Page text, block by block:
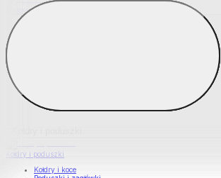
Materace nawierzchniowe
Kołdry i poduszki
Kołdry i koce